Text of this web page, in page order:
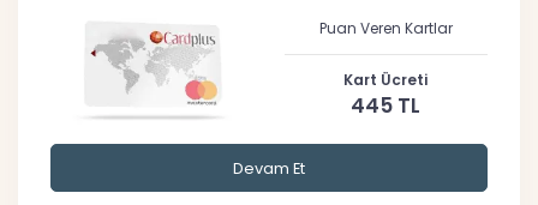
Puan Veren Kartlar
Kart Ücreti
445 TL
Devam Et